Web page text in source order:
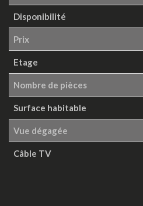
Disponibilité
Prix
Etage
Nombre de pièces
Surface habitable
Vue dégagée
Câble TV